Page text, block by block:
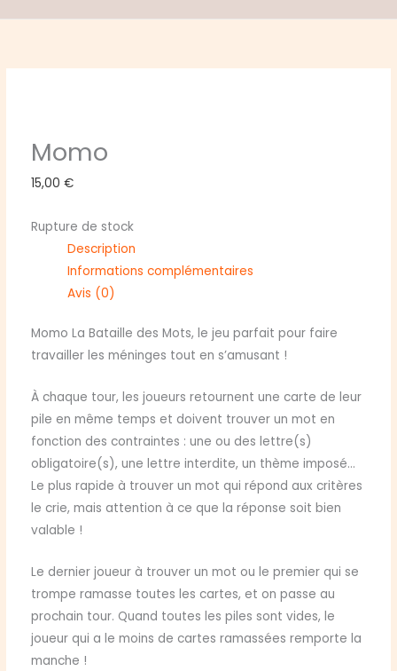
Momo
15,00 €
Rupture de stock
Description
Informations complémentaires
Avis (0)
Momo La Bataille des Mots, le jeu parfait pour faire
travailler les méninges tout en s’amusant !
À chaque tour, les joueurs retournent une carte de leur
pile en même temps et doivent trouver un mot en
fonction des contraintes : une ou des lettre(s)
obligatoire(s), une lettre interdite, un thème imposé…
Le plus rapide à trouver un mot qui répond aux critères
le crie, mais attention à ce que la réponse soit bien
valable !
Le dernier joueur à trouver un mot ou le premier qui se
trompe ramasse toutes les cartes, et on passe au
prochain tour. Quand toutes les piles sont vides, le
joueur qui a le moins de cartes ramassées remporte la
manche !